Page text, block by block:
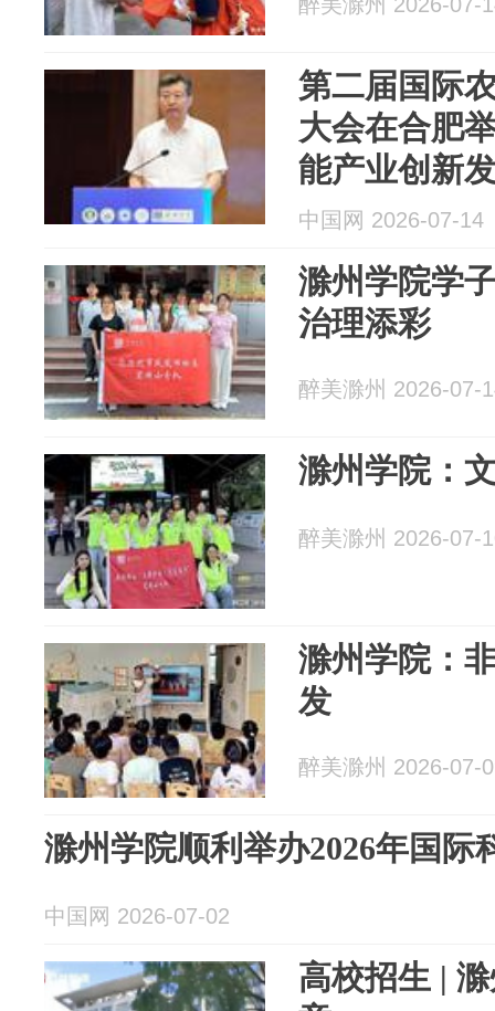
第二届国际
大会在合肥
能产业创新
中国网 2026-07-14
滁州学院学
治理添彩
醉美滁州 2026-07-
滁州学院：
醉美滁州 2026-07-
滁州学院：
发
醉美滁州 2026-07-
滁州学院顺利举办2026年国际
中国网 2026-07-02
高校招生 |